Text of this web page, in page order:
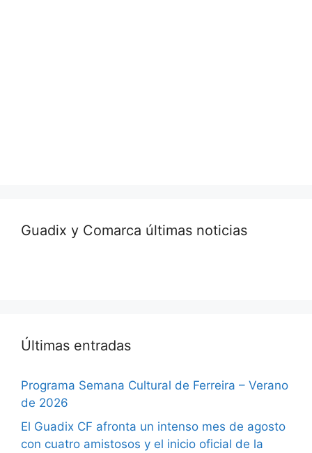
Guadix y Comarca últimas noticias
Últimas entradas
Programa Semana Cultural de Ferreira – Verano
de 2026
El Guadix CF afronta un intenso mes de agosto
con cuatro amistosos y el inicio oficial de la